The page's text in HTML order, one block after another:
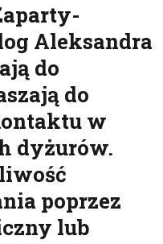
Aleksandra
do
do
w
dyżurów.
poprzez
lub